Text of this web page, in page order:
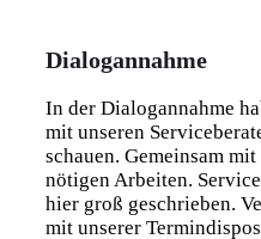
Dialogannahme
In der Dialogannahme
mit unseren
schauen. Gemeinsam
nötigen Arbeiten.
hier groß geschrieben.
mit unserer